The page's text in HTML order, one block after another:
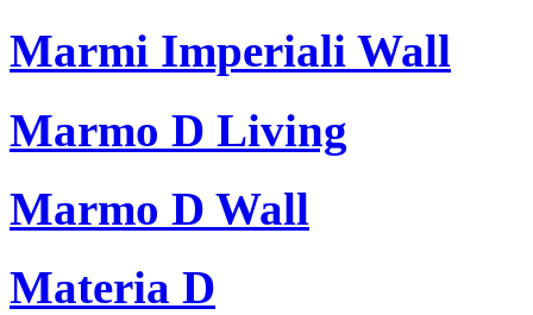
Marmi Imperiali Wall
Marmo D Living
Marmo D Wall
Materia D